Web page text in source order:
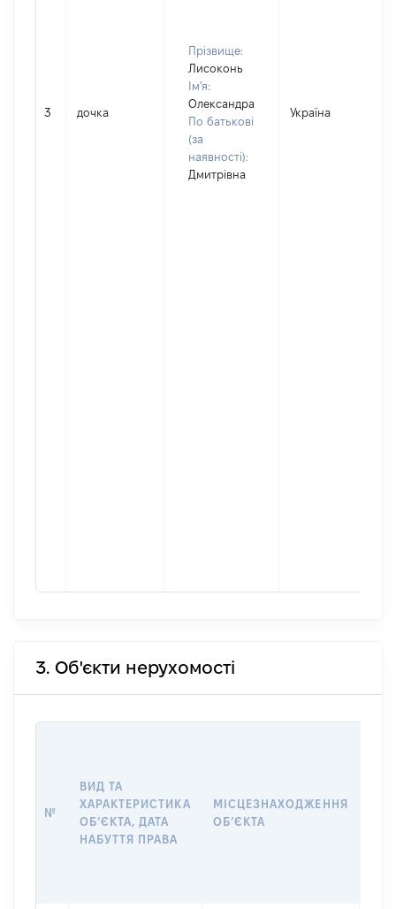
3 дочка
Прізвище:
Лисоконь
Ім'я:
Олександра
По батькові
(за
наявності):
Дмитрівна
Україна
3. Об'єкти нерухомості
№
ВИД ТА
ХАРАКТЕРИСТИКА
ОБʼЄКТА, ДАТА
НАБУТТЯ ПРАВА
МІСЦЕЗНАХОДЖЕННЯ
ОБʼЄКТА